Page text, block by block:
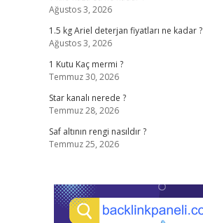
Ağustos 3, 2026
1.5 kg Ariel deterjan fiyatları ne kadar ?
Ağustos 3, 2026
1 Kutu Kaç mermi ?
Temmuz 30, 2026
Star kanalı nerede ?
Temmuz 28, 2026
Saf altının rengi nasıldır ?
Temmuz 25, 2026